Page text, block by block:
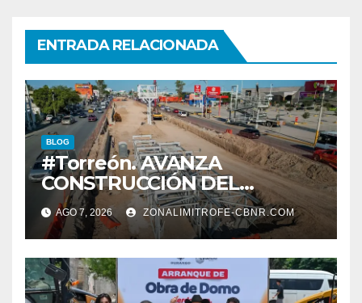
ENTRADA RELACIONADA
BLOG
#Torreón. AVANZA
CONSTRUCCIÓN DEL
SISTEMA VIAL ORIENTE,
SOBRE BULEVAR
REVOLUCIÓN
AGO 7, 2026 ZONALIMITROFE-CBNR.COM